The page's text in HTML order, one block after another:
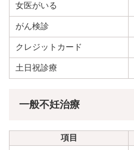
女医がいる
がん検診
クレジットカード
土日祝診療
一般不妊治療
項目